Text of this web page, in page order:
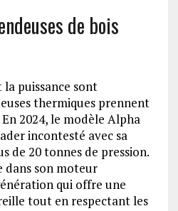
de bois
puissance sont
thermiques prennent
2024, le modèle Alpha
incontesté avec sa
de 20 tonnes de pression.
dans son moteur
qui offre une
tout en respectant les